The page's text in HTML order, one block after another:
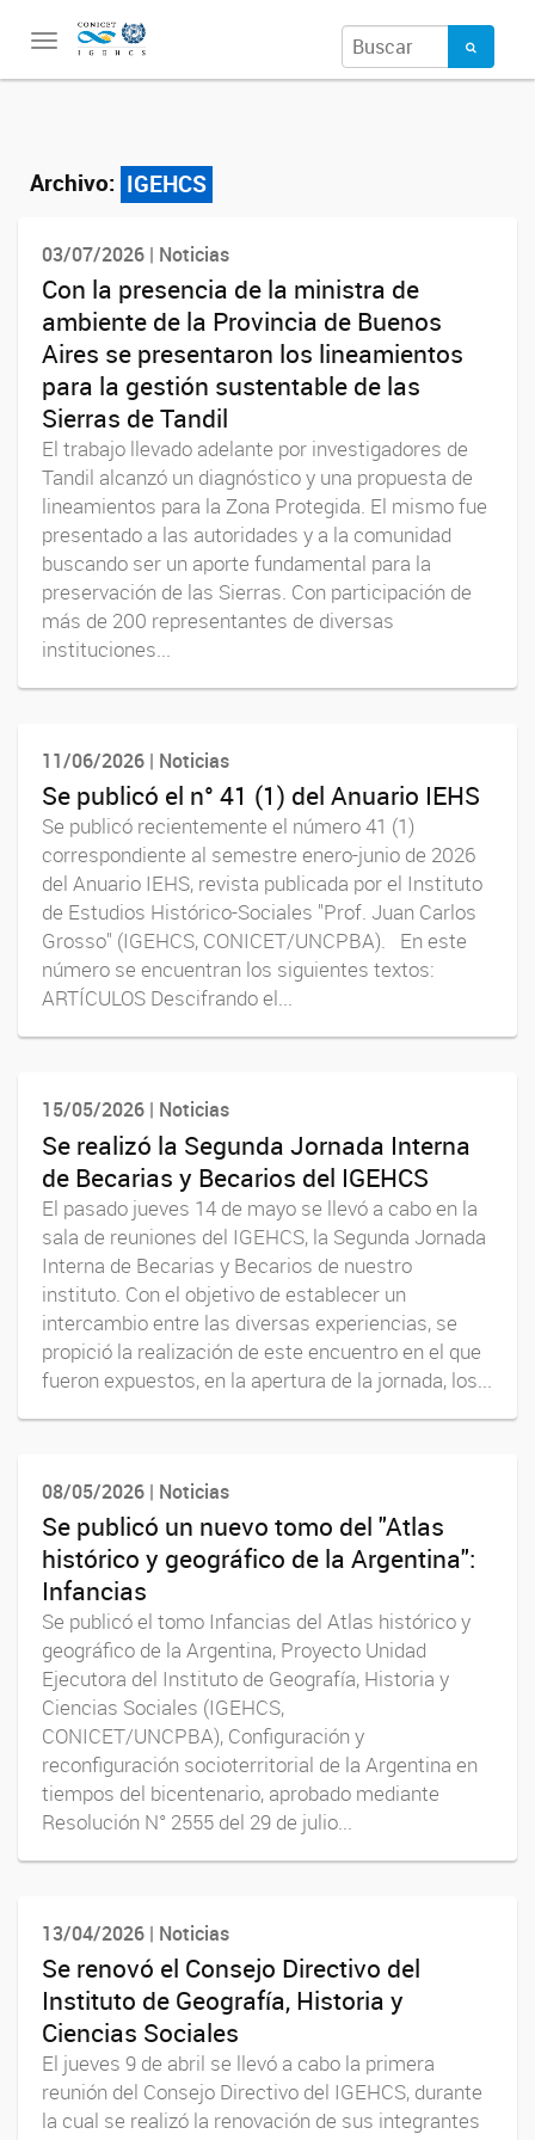
Toggle
Archivo: IGEHCS
03/07/2026 | Noticias
Con la presencia de la ministra de
ambiente de la Provincia de Buenos
Aires se presentaron los lineamientos
para la gestión sustentable de las
Sierras de Tandil
El trabajo llevado adelante por investigadores de
Tandil alcanzó un diagnóstico y una propuesta de
lineamientos para la Zona Protegida. El mismo fue
presentado a las autoridades y a la comunidad
buscando ser un aporte fundamental para la
preservación de las Sierras. Con participación de
más de 200 representantes de diversas
instituciones...
11/06/2026 | Noticias
Se publicó el n° 41 (1) del Anuario IEHS
Se publicó recientemente el número 41 (1)
correspondiente al semestre enero-junio de 2026
del Anuario IEHS, revista publicada por el Instituto
de Estudios Histórico-Sociales "Prof. Juan Carlos
Grosso" (IGEHCS, CONICET/UNCPBA). En este
número se encuentran los siguientes textos:
ARTÍCULOS Descifrando el...
15/05/2026 | Noticias
Se realizó la Segunda Jornada Interna
de Becarias y Becarios del IGEHCS
El pasado jueves 14 de mayo se llevó a cabo en la
sala de reuniones del IGEHCS, la Segunda Jornada
Interna de Becarias y Becarios de nuestro
instituto. Con el objetivo de establecer un
intercambio entre las diversas experiencias, se
propició la realización de este encuentro en el que
fueron expuestos, en la apertura de la jornada, los...
08/05/2026 | Noticias
Se publicó un nuevo tomo del "Atlas
histórico y geográfico de la Argentina":
Infancias
Se publicó el tomo Infancias del Atlas histórico y
geográfico de la Argentina, Proyecto Unidad
Ejecutora del Instituto de Geografía, Historia y
Ciencias Sociales (IGEHCS,
CONICET/UNCPBA), Configuración y
reconfiguración socioterritorial de la Argentina en
tiempos del bicentenario, aprobado mediante
Resolución N° 2555 del 29 de julio...
13/04/2026 | Noticias
Se renovó el Consejo Directivo del
Instituto de Geografía, Historia y
Ciencias Sociales
El jueves 9 de abril se llevó a cabo la primera
reunión del Consejo Directivo del IGEHCS, durante
la cual se realizó la renovación de sus integrantes